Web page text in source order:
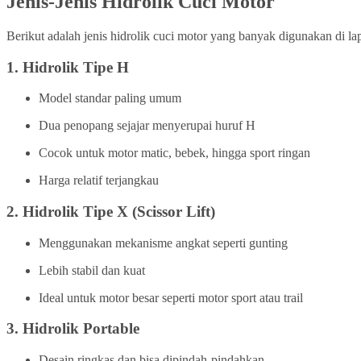
Berikut adalah jenis hidrolik cuci motor yang banyak digunakan di
1. Hidrolik Tipe H
Model standar paling umum
Dua penopang sejajar menyerupai huruf H
Cocok untuk motor matic, bebek, hingga sport ringan
Harga relatif terjangkau
2. Hidrolik Tipe X (Scissor Lift)
Menggunakan mekanisme angkat seperti gunting
Lebih stabil dan kuat
Ideal untuk motor besar seperti motor sport atau trail
3. Hidrolik Portable